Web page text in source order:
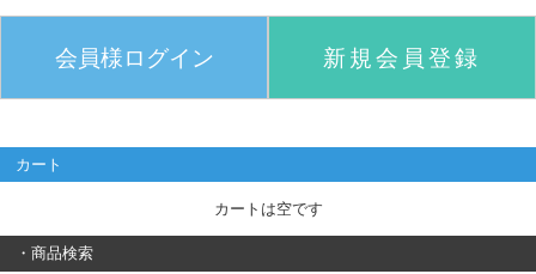
会員様ログイン 新規会員登録
カート
カートは空です
・商品検索